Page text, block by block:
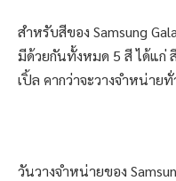
สำหรับสีของ Samsung
มีด้วยกันทั้งหมด 5 สี ได้แก่
เปิ้ล คากว่าจะวางจำหน่าย
วันวางจำหน่ายของ